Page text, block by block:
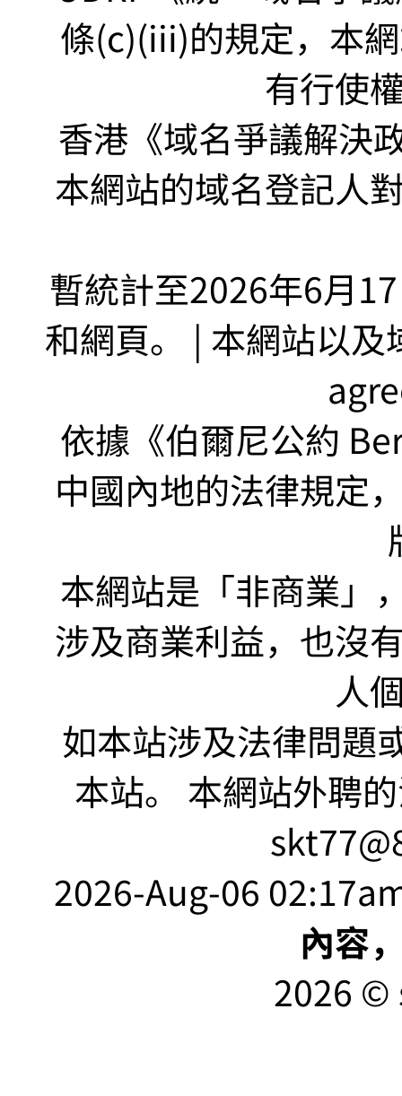
條(c)(iii)的規定，本
有行使
香港《域名爭議解決
本網站的域名登記人
暫統計至2026年6月
和網頁。 | 本網站以
依據《伯爾尼公約
中國內地的法律規定
本網站是「非商業
涉及商業利益，也沒
人
如本站涉及法律問題
本站。 本網站外聘
2026-Aug-06
內容
2026 ©